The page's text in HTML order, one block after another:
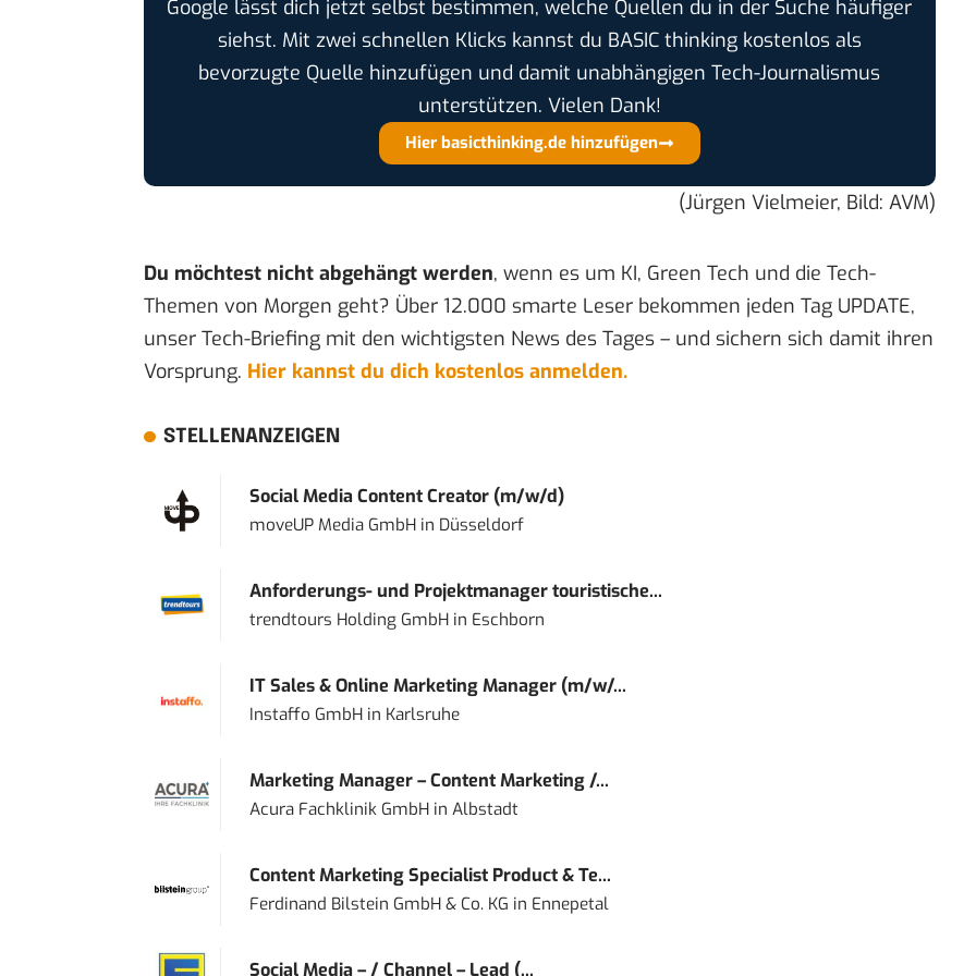
Google lässt dich jetzt selbst bestimmen, welche Quellen du in der Suche häufiger
siehst. Mit zwei schnellen Klicks kannst du BASIC thinking kostenlos als
bevorzugte Quelle hinzufügen und damit unabhängigen Tech-Journalismus
unterstützen. Vielen Dank!
Hier basicthinking.de hinzufügen
(Jürgen Vielmeier, Bild: AVM)
Du möchtest nicht abgehängt werden, wenn es um KI, Green Tech und die Tech-
Themen von Morgen geht? Über 12.000 smarte Leser bekommen jeden Tag UPDATE,
unser Tech-Briefing mit den wichtigsten News des Tages – und sichern sich damit ihren
Vorsprung. Hier kannst du dich kostenlos anmelden.
STELLENANZEIGEN
Social Media Content Creator (m/w/d)
moveUP Media GmbHin Düsseldorf
Anforderungs- und Projektmanager touristische...
trendtours Holding GmbHin Eschborn
IT Sales & Online Marketing Manager (m/w/...
Instaffo GmbHin Karlsruhe
Marketing Manager – Content Marketing /...
Acura Fachklinik GmbHin Albstadt
Content Marketing Specialist Product & Te...
Ferdinand Bilstein GmbH & Co. KG in Ennepetal
Social Media – / Channel – Lead (...